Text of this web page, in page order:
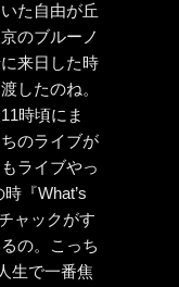
た自由が丘
のブルーノ
来日した時
したのね。
時頃にま
のライブが
ライブやっ
『What’s
ャックがす
の。こっち
生で一番焦